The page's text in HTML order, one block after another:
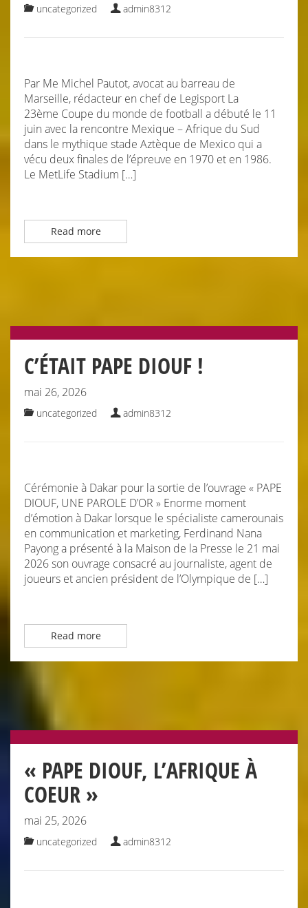
uncategorized admin8312
Par Me Michel Pautot, avocat au barreau de
Marseille, rédacteur en chef de Legisport La
23ème Coupe du monde de football a débuté le 11
juin avec la rencontre Mexique – Afrique du Sud
dans le mythique stade Aztèque de Mexico qui a
vécu deux finales de l’épreuve en 1970 et en 1986.
Le MetLife Stadium […]
Read more
C’ÉTAIT PAPE DIOUF !
mai 26, 2026
uncategorized admin8312
Cérémonie à Dakar pour la sortie de l’ouvrage « PAPE
DIOUF, UNE PAROLE D’OR » Enorme moment
d’émotion à Dakar lorsque le spécialiste camerounais
en communication et marketing, Ferdinand Nana
Payong a présenté à la Maison de la Presse le 21 mai
2026 son ouvrage consacré au journaliste, agent de
joueurs et ancien président de l’Olympique de […]
Read more
« PAPE DIOUF, L’AFRIQUE À
COEUR »
mai 25, 2026
uncategorized admin8312